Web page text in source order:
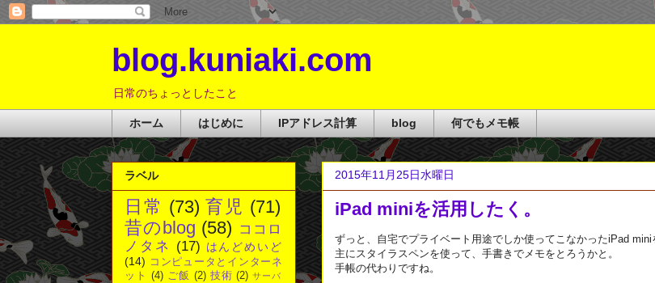
blog.kuniaki.com
日常のちょっとしたこと
ホーム はじめに IPアドレス計算 blog 何でもメモ帳
2015年11月25日水曜日
iPad miniを活用したく。
ずっと、自宅でプライベート用途でしか使ってこなかったiPad mini
主にスタイラスペンを使って、手書きでメモをとろうかと。
手帳の代わりですね。
ラベル
日常 (73) 育児 (71)
昔のblog (58) ココロ
ノタネ (17) はんどめいど
(14) コンピュータとインターネ
ット
(4) ご飯 (2) 技術 (2) サーバ